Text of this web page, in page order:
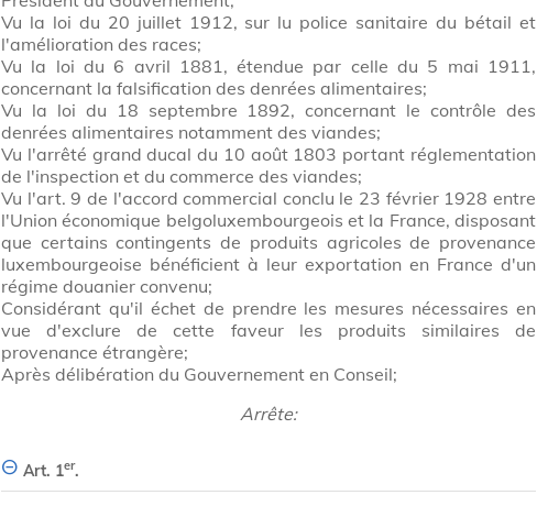
Vu la loi du 20 juillet 1912, sur lu police sanitaire du bétail et
l'amélioration des races;
Vu la loi du 6 avril 1881, étendue par celle du 5 mai 1911,
concernant la falsification des denrées alimentaires;
Vu la loi du 18 septembre 1892, concernant le contrôle des
denrées alimentaires notamment des viandes;
Vu l'arrêté grand ducal du 10 août 1803 portant réglementation
de l'inspection et du commerce des viandes;
Vu l'art. 9 de l'accord commercial conclu le 23 février 1928 entre
l'Union économique belgoluxembourgeois et la France, disposant
que certains contingents de produits agricoles de provenance
luxembourgeoise bénéficient à leur exportation en France d'un
régime douanier convenu;
Considérant qu'il échet de prendre les mesures nécessaires en
vue d'exclure de cette faveur les produits similaires de
provenance étrangère;
Après délibération du Gouvernement en Conseil;
Arrête:
Art. 1er.